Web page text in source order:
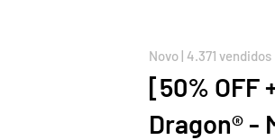
Novo | 4.371 vendidos
[50% OFF
Dragon® -